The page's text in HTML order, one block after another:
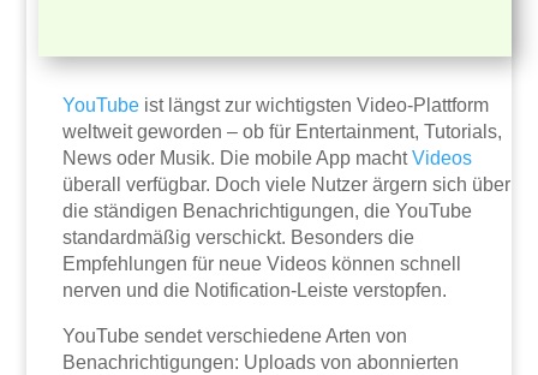
YouTube ist längst zur wichtigsten Video-Plattform
weltweit geworden – ob für Entertainment, Tutorials,
News oder Musik. Die mobile App machtVideos
überall verfügbar. Doch viele Nutzer ärgern sich über
die ständigen Benachrichtigungen, die YouTube
standardmäßig verschickt. Besonders die
Empfehlungen für neue Videos können schnell
nerven und die Notification-Leiste verstopfen.
YouTube sendet verschiedene Arten von
Benachrichtigungen: Uploads von abonnierten